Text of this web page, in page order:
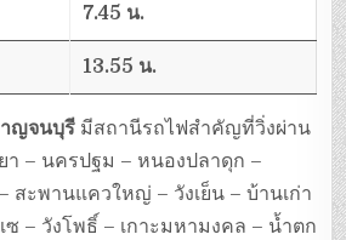
7.45 น.
13.55 น.
าญจนบุรี มีสถานีรถไฟสำคัญที่วิ่งผ่าน
า – นครปฐม – หนองปลาดุก –
สะพานแควใหญ่ – วังเย็น – บ้านเก่า
ซ – วังโพธิ์ – เกาะมหามงคล – น้ำตก